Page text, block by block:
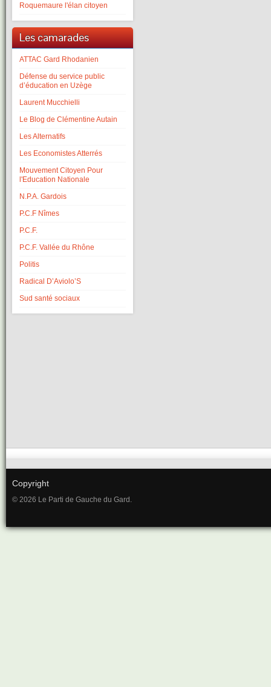
Roquemaure l'élan citoyen
Les camarades
ATTAC Gard Rhodanien
Défense du service public
d’éducation en Uzège
Laurent Mucchielli
Le Blog de Clémentine Autain
Les Alternatifs
Les Economistes Atterrés
Mouvement Citoyen Pour
l'Education Nationale
N.P.A. Gardois
P.C.F Nîmes
P.C.F.
P.C.F. Vallée du Rhône
Politis
Radical D’Aviolo’S
Sud santé sociaux
Copyright
© 2026 Le Parti de Gauche du Gard.